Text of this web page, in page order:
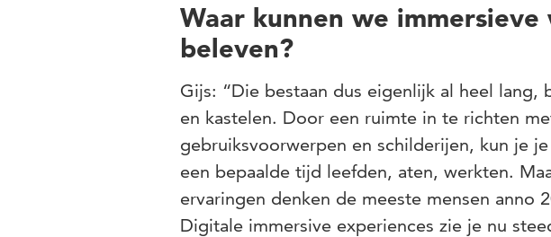
Waar kunnen we
beleven?
Gijs: “Die bestaan dus eigenlijk al heel lang,
en kastelen. Door een ruimte in te richten
gebruiksvoorwerpen en schilderijen, kun je
een bepaalde tijd leefden, aten, werkten.
ervaringen denken de meeste mensen anno
Digitale immersive experiences zie je nu